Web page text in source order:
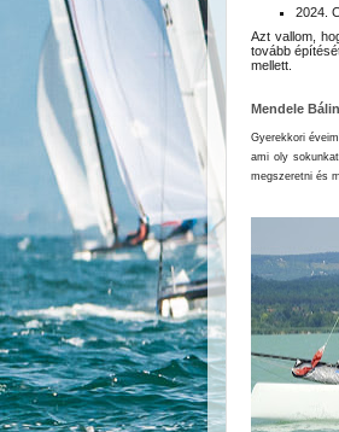
2024.
Azt vallom,
tovább
mellett.
Mendele
Gyerekkori
ami oly
megszeretni és